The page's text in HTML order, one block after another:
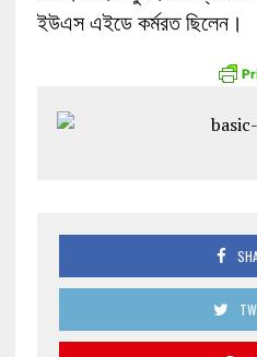
ইউএস এইডে কর্মরত ছিলেন।